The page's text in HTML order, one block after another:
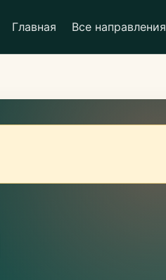
Главная Все направления